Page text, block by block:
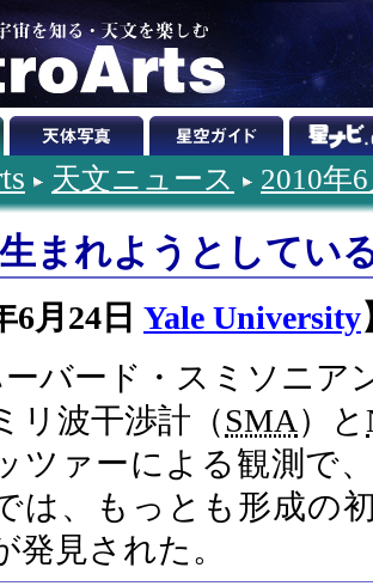
天文ニュース 2010年
まれようとしてい
6月24日 Yale University
バード・スミソニア
リ波干渉計（SMA）と
ツァーによる観測で
は、もっとも形成の
発見された。